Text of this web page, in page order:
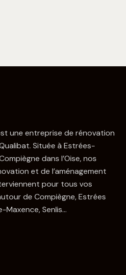
est une entreprise de rénovation
Située à Estrées-
dans l’Oise, nos
et de l’aménagement
pour tous vos
de Compiègne, Estrées
Maxence, Senlis…